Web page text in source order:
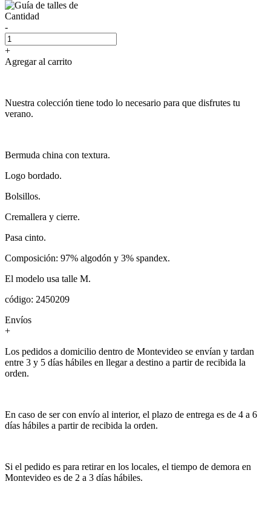
Cantidad
-
+
Agregar al carrito
Nuestra colección tiene todo lo necesario para que disfrutes tu
verano.
Bermuda china con textura.
Logo bordado.
Bolsillos.
Cremallera y cierre.
Pasa cinto.
Composición: 97% algodón y 3% spandex.
El modelo usa talle M.
código: 2450209
Envíos
+
Los pedidos a domicilio dentro de Montevideo se envían y tardan
entre 3 y 5 días hábiles en llegar a destino a partir de recibida la
orden.
En caso de ser con envío al interior, el plazo de entrega es de 4 a 6
días hábiles a partir de recibida la orden.
Si el pedido es para retirar en los locales, el tiempo de demora en
Montevideo es de 2 a 3 días hábiles.